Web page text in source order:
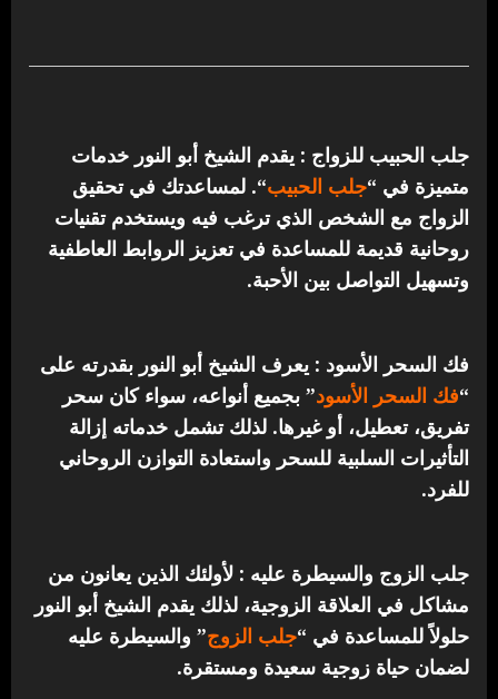
جلب الحبيب للزواج : يقدم الشيخ أبو النور خدمات
متميزة في “جلب الحبيب“. لمساعدتك في تحقيق
الزواج مع الشخص الذي ترغب فيه ويستخدم تقنيات
روحانية قديمة للمساعدة في تعزيز الروابط العاطفية
وتسهيل التواصل بين الأحبة.
فك السحر الأسود : يعرف الشيخ أبو النور بقدرته على
“فك السحر الأسود” بجميع أنواعه، سواء كان سحر
تفريق، تعطيل، أو غيرها. لذلك تشمل خدماته إزالة
التأثيرات السلبية للسحر واستعادة التوازن الروحاني
للفرد.
جلب الزوج والسيطرة عليه : لأولئك الذين يعانون من
مشاكل في العلاقة الزوجية، لذلك يقدم الشيخ أبو النور
حلولاً للمساعدة في “جلب الزوج” والسيطرة عليه
لضمان حياة زوجية سعيدة ومستقرة.